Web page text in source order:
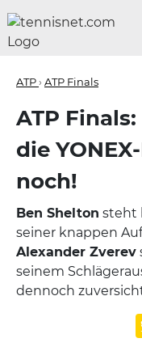
ATP› ATP Finals
ATP
die
noch!
Ben Shelton steht
seiner knappen
Alexander Zverev
seinem
dennoch